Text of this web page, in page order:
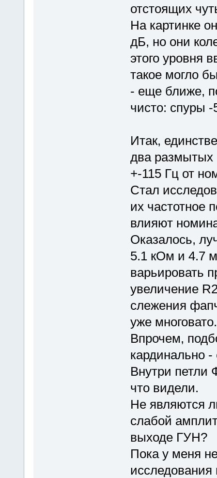
отстоящих
На картинке
дБ, но они
этого уровня
такое могло
- еще ближе,
чисто: спуры
Итак,
два размытых
+-115 Гц от
Стал
их частотное
влияют
Оказалось,
5.1 кОм и 4.7
варьировать
увеличение
слежения
уже многовато.
Впрочем,
кардинально
Внутри петли
что видели.
Не являются
слабой
выходе ГУН?
Пока у меня